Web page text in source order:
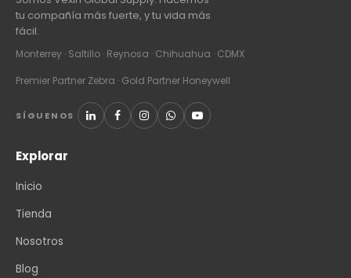
tu compañía más fuerte, y tu vida más
fácil.
Monterrey · Saltillo · Reynosa · Chihuahua · CDMX
Premier Partner Zebra · Gold Partner Honeywell
SÍGUENOS
Explorar
Inicio
Tienda
Nosotros
Blog